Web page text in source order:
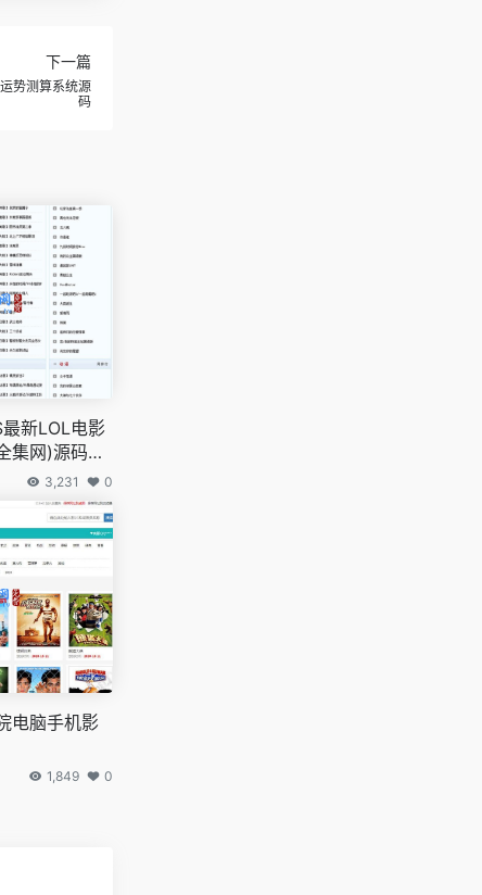
下一篇
势测算系统源
码
新LOL电影
集网)源码带
3,231 0
电脑手机影
1,849 0